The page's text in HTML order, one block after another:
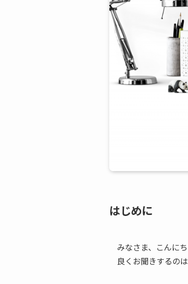
はじめに
みなさま、こんに
良くお聞きするのは